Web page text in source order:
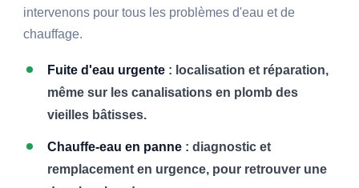
intervenons pour tous les problèmes d'eau et de
chauffage.
Fuite d'eau urgente : localisation et réparation,
même sur les canalisations en plomb des
vieilles bâtisses.
Chauffe-eau en panne : diagnostic et
remplacement en urgence, pour retrouver une